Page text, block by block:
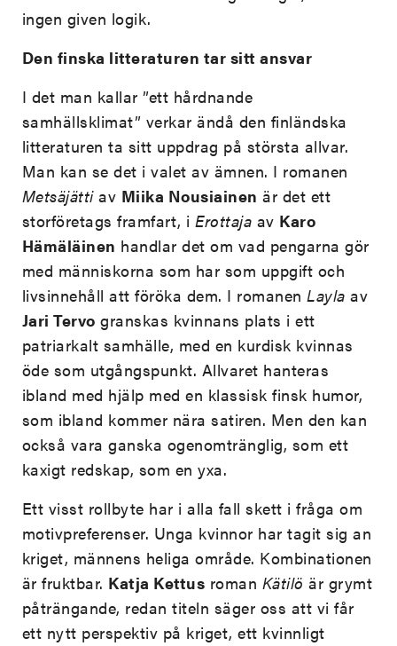
ingen given logik.
Den finska litteraturen tar sitt ansvar
I det man kallar ”ett hårdnande
samhällsklimat” verkar ändå den finländska
litteraturen ta sitt uppdrag på största allvar.
Man kan se det i valet av ämnen. I romanen
Metsäjättiav Miika Nousiainen är det ett
storföretags framfart, iErottaja av Karo
Hämäläinen handlar det om vad pengarna gör
med människorna som har som uppgift och
livsinnehåll att föröka dem. I romanenLayla av
Jari Tervo granskas kvinnans plats i ett
patriarkalt samhälle, med en kurdisk kvinnas
öde som utgångspunkt. Allvaret hanteras
ibland med hjälp med en klassisk finsk humor,
som ibland kommer nära satiren. Men den kan
också vara ganska ogenomtränglig, som ett
kaxigt redskap, som en yxa.
Ett visst rollbyte har i alla fall skett i fråga om
motivpreferenser. Unga kvinnor har tagit sig an
kriget, männens heliga område. Kombinationen
är fruktbar. Katja Kettus roman Kätilö är grymt
påträngande, redan titeln säger oss att vi får
ett nytt perspektiv på kriget, ett kvinnligt